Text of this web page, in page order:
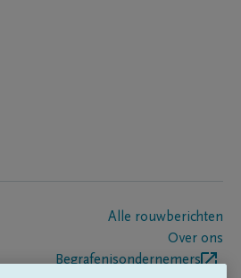
Alle rouwberichten
Over ons
Begrafenisondernemers